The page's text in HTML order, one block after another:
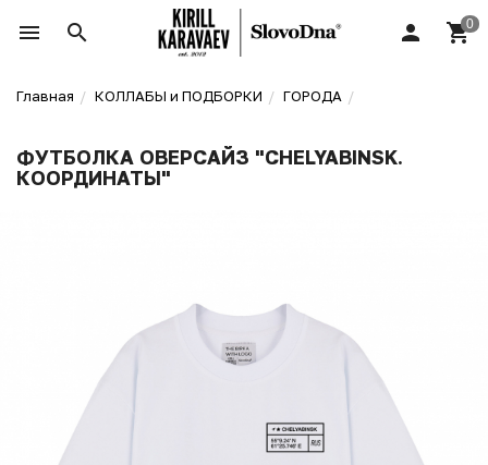
Главная КОЛЛАБЫ и ПОДБОРКИ ГОРОДА
ФУТБОЛКА ОВЕРСАЙЗ "CHELYABINSK.
КООРДИНАТЫ"